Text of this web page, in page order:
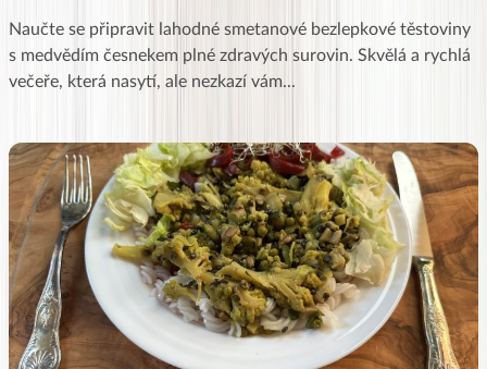
Naučte se připravit lahodné smetanové bezlepkové těstoviny
s medvědím česnekem plné zdravých surovin. Skvělá a rychlá
večeře, která nasytí, ale nezkazí vám...